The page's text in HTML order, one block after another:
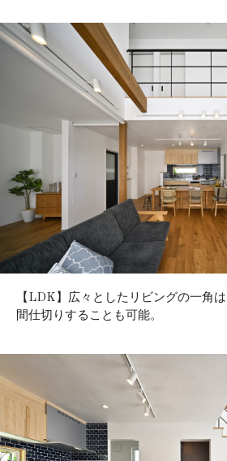
【LDK】広々としたリビングの一角
間仕切りすることも可能。